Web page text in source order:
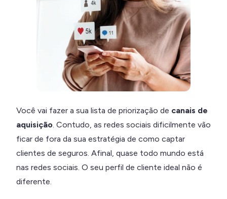
Você vai fazer a sua lista de priorização de canais de
aquisição. Contudo, as redes sociais dificilmente vão
ficar de fora da sua estratégia de como captar
clientes de seguros. Afinal, quase todo mundo está
nas redes sociais. O seu perfil de cliente ideal não é
diferente.